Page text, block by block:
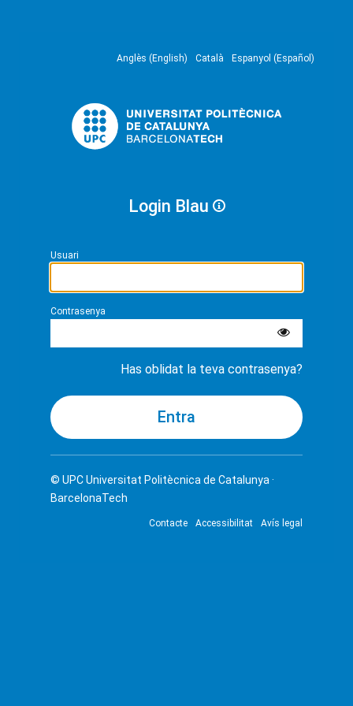
Anglès (English) Català Espanyol (Español)
Login Blau
Usuari
Contrasenya
Has oblidat la teva contrasenya?
© UPCUniversitat Politècnica de Catalunya ·
BarcelonaTech
Contacte Accessibilitat Avís legal